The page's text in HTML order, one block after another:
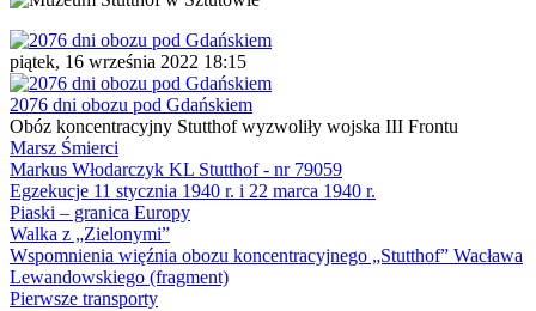
piątek, 16 września 2022 18:15
2076 dni obozu pod Gdańskiem
Obóz koncentracyjny Stutthof wyzwoliły wojska III Frontu
Marsz Śmierci
Markus Włodarczyk KL Stutthof - nr 79059
Egzekucje 11 stycznia 1940 r. i 22 marca 1940 r.
Piaski – granica Europy
Walka z „Zielonymi”
Wspomnienia więźnia obozu koncentracyjnego „Stutthof” Wacława
Lewandowskiego (fragment)
Pierwsze transporty